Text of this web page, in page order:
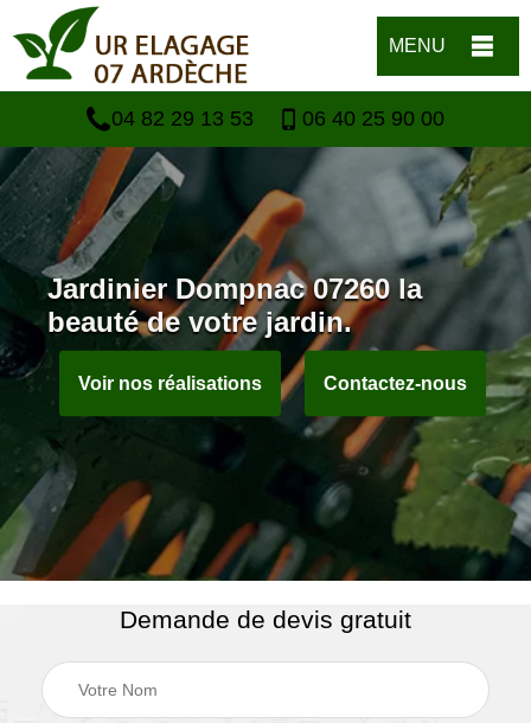
MENU
04 82 29 13 53 06 40 25 90 00
Jardinier Dompnac 07260 la
beauté de votre jardin.
Voir nos réalisations Contactez-nous
Demande de devis gratuit